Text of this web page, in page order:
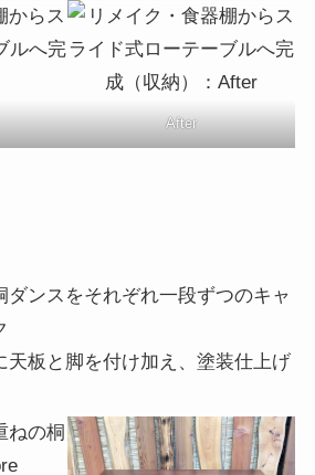
After
ダンスをそれぞれ一段ずつのキャ
天板と脚を付け加え、塗装仕上げ